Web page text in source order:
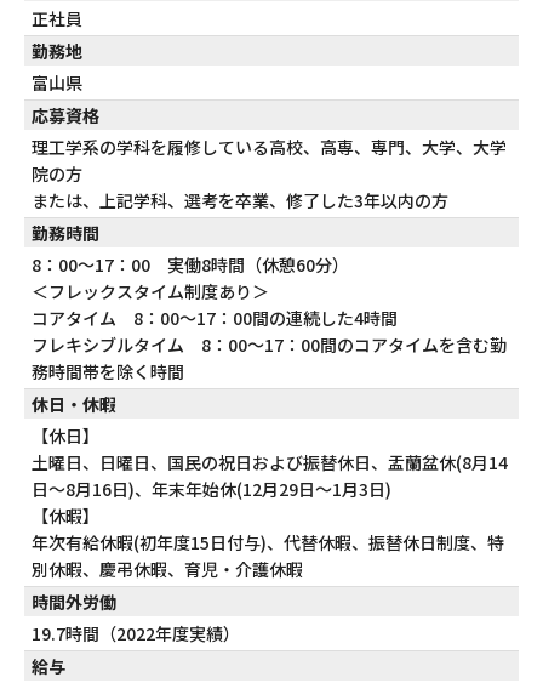
正社員
勤務地
富山県
応募資格
理工学系の学科を履修している高校、高専、専門、大学、大学
院の方
または、上記学科、選考を卒業、修了した3年以内の方
勤務時間
8：00～17：00 実働8時間（休憩60分）
＜フレックスタイム制度あり＞
コアタイム 8：00～17：00間の連続した4時間
フレキシブルタイム 8：00～17：00間のコアタイムを含む勤
務時間帯を除く時間
休日・休暇
【休日】
土曜日、日曜日、国民の祝日および振替休日、盂蘭盆休(8月14
日～8月16日)、年末年始休(12月29日～1月3日)
【休暇】
年次有給休暇(初年度15日付与)、代替休暇、振替休日制度、特
別休暇、慶弔休暇、育児・介護休暇
時間外労働
19.7時間（2022年度実績）
給与